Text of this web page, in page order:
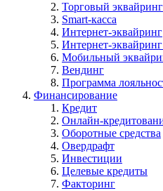
Торговый эквайринг
Smart-касса
Интернет-эквайринг
Интернет-
Мобильный
Вендинг
Программа
Финансирование
Кредит
Онлайн-
Оборотные средства
Овердрафт
Инвестиции
Целевые кредиты
Факторинг